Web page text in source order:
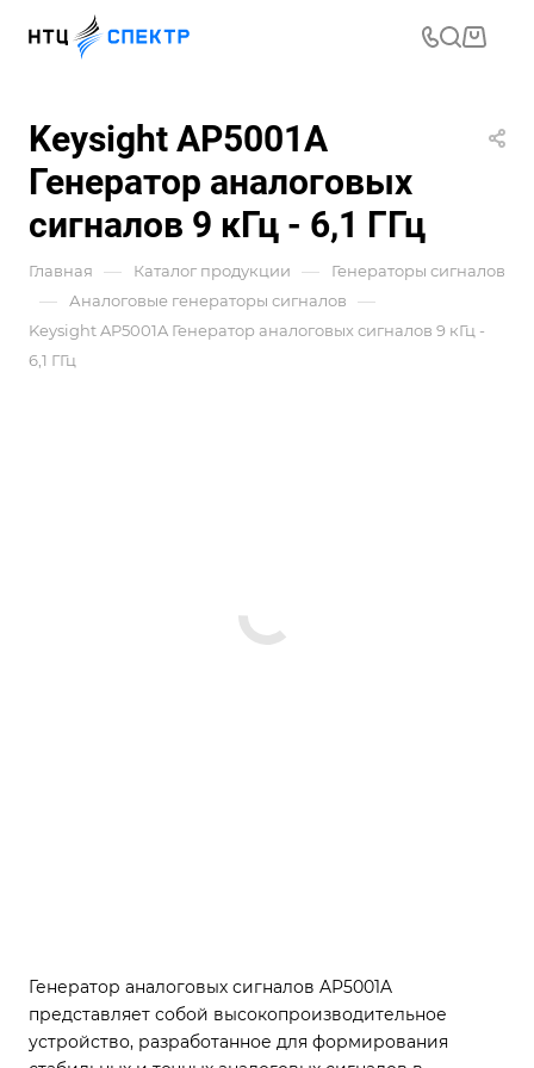
Keysight AP5001A
Генератор аналоговых
сигналов 9 кГц - 6,1 ГГц
Главная — Каталог продукции — Генераторы сигналов
— Аналоговые генераторы сигналов —
Keysight AP5001A Генератор аналоговых сигналов 9 кГц -
6,1 ГГц
Генератор аналоговых сигналов AP5001A
представляет собой высокопроизводительное
устройство, разработанное для формирования